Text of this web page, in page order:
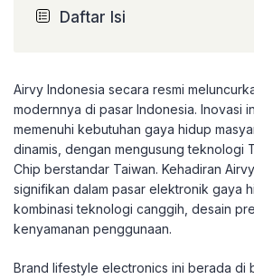
Daftar Isi
Airvy Indonesia secara resmi
modernnya di pasar Indonesia. Inovasi
memenuhi kebutuhan gaya hidup
dinamis, dengan mengusung teknologi
Chip berstandar Taiwan. Kehadiran
signifikan dalam pasar elektronik gaya
kombinasi teknologi canggih, desain
kenyamanan penggunaan.
Brand lifestyle electronics ini berada di